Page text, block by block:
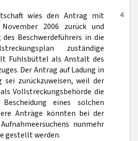
4
wies den Antrag mit
2006 zurück und
Beschwerdeführers in die
zuständige
Fuhlsbüttel als Anstalt des
Der Antrag auf Ladung in
sei zurückzuweisen, weil der
Vollstreckungsbehörde die
eines solchen
Anträge könnten bei der
nunmehr
gestellt werden.